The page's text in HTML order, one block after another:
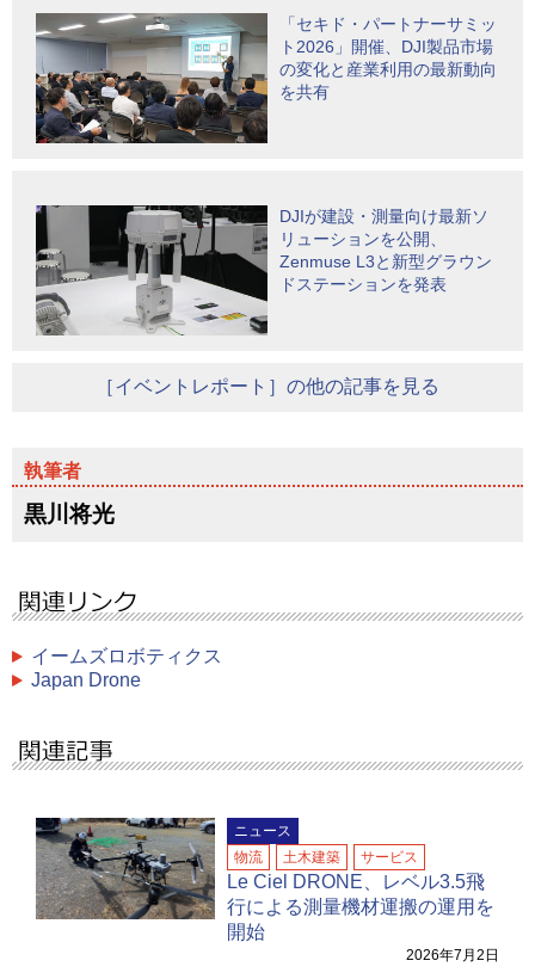
「セキド・パートナーサミッ
ト2026」開催、DJI製品市場
の変化と産業利用の最新動向
を共有
DJIが建設・測量向け最新ソ
リューションを公開、
Zenmuse L3と新型グラウン
ドステーションを発表
［イベントレポート］の他の記事を見る
黒川将光
イームズロボティクス
Japan Drone
ニュース
物流
土木建築 サービス
Le Ciel DRONE、レベル3.5⾶
⾏による測量機材運搬の運⽤を
開始
2026年7月2日